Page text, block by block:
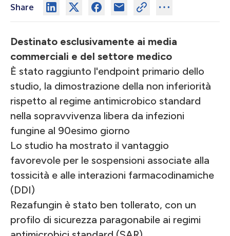
Share
Destinato esclusivamente ai media
commerciali e del settore medico
È stato raggiunto l'endpoint primario dello
studio, la dimostrazione della non inferiorità
rispetto al regime antimicrobico standard
nella sopravvivenza libera da infezioni
fungine al 90esimo giorno
Lo studio ha mostrato il vantaggio
favorevole per le sospensioni associate alla
tossicità e alle interazioni farmacodinamiche
(DDI)
Rezafungin è stato ben tollerato, con un
profilo di sicurezza paragonabile ai regimi